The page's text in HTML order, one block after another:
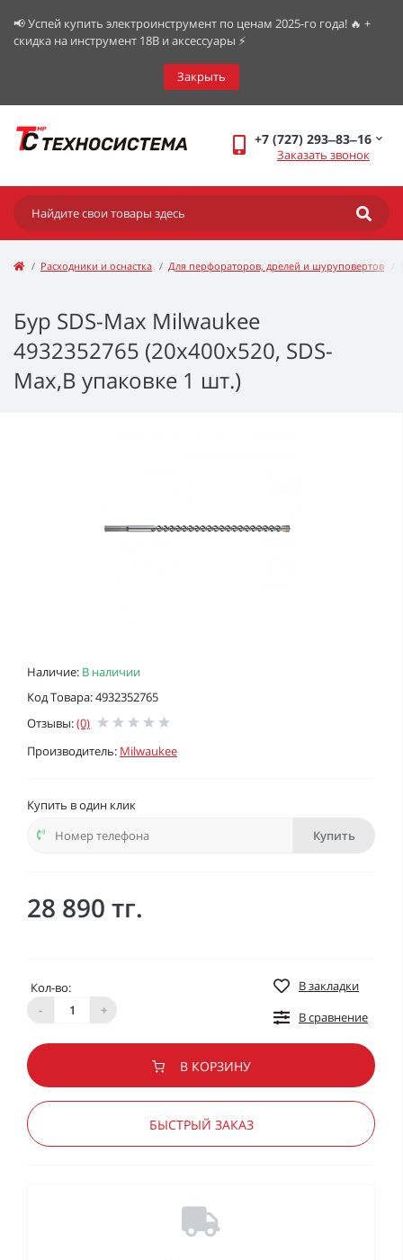
📢 Успей купить электроинструмент по ценам 2025-го года! 🔥 +
скидка на инструмент 18В и аксессуары ⚡️
Закрыть
+7 (727) 293‒83‒16
Заказать звонок
Расходники и оснастка Для перфораторов, дрелей и шуруповертов
Бур SDS-Max Milwaukee
4932352765 (20x400x520, SDS-
Max,В упаковке 1 шт.)
Наличие: В наличии
Код Товара: 4932352765
Отзывы:(0)
Производитель: Milwaukee
Купить в один клик
Купить
28 890 тг.
Кол-во:
-
+
В закладки
В сравнение
В КОРЗИНУ
БЫСТРЫЙ ЗАКАЗ